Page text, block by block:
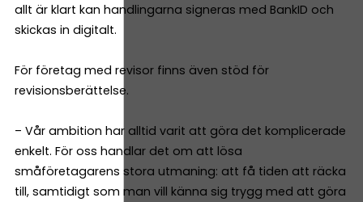
allt är klart kan handlingarna signeras med BankID och
skickas in digitalt.
För företag med revisor finns även stöd för
revisionsberättelse.
– Vår ambition har alltid varit att göra det komplicerade
enkelt. För oss handlar det om att lösa
småföretagarens stora utmaning: att få tiden att räcka
till, samtidigt som man vill känna sig trygg med att göra